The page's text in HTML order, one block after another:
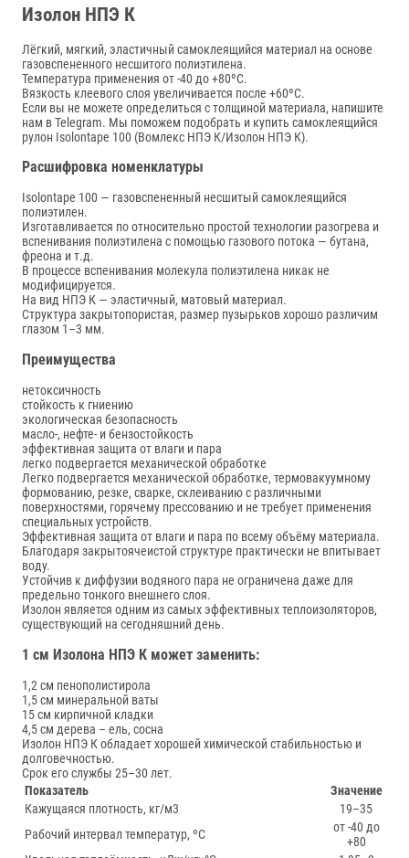
Изолон НПЭ К
Лёгкий, мягкий, эластичный самоклеящийся материал на основе
газовспененного несшитого полиэтилена.
Температура применения от -40 до +80ºС.
Вязкость клеевого слоя увеличивается после +60ºС.
Если вы не можете определиться с толщиной материала, напишите
нам в Telegram. Мы поможем подобрать и купить самоклеящийся
рулон Isolontape 100 (Вомлекс НПЭ К/Изолон НПЭ К).
Расшифровка номенклатуры
Isolontape 100 — газовспененный несшитый самоклеящийся
полиэтилен.
Изготавливается по относительно простой технологии разогрева и
вспенивания полиэтилена с помощью газового потока — бутана,
фреона и т.д.
В процессе вспенивания молекула полиэтилена никак не
модифицируется.
На вид НПЭ К — эластичный, матовый материал.
Структура закрытопористая, размер пузырьков хорошо различим
глазом 1–3 мм.
Преимущества
нетоксичность
стойкость к гниению
экологическая безопасность
масло-, нефте- и бензостойкость
эффективная защита от влаги и пара
легко подвергается механической обработке
Легко подвергается механической обработке, термовакуумному
формованию, резке, сварке, склеиванию с различными
поверхностями, горячему прессованию и не требует применения
специальных устройств.
Эффективная защита от влаги и пара по всему объёму материала.
Благодаря закрытоячеистой структуре практически не впитывает
воду.
Устойчив к диффузии водяного пара не ограничена даже для
предельно тонкого внешнего слоя.
Изолон является одним из самых эффективных теплоизоляторов,
существующий на сегодняшний день.
1 см Изолона НПЭ К может заменить:
1,2 см пенополистирола
1,5 см минеральной ваты
15 см кирпичной кладки
4,5 см дерева – ель, сосна
Изолон НПЭ К обладает хорошей химической стабильностью и
долговечностью.
Срок его службы 25–30 лет.
Показатель
Значение
Кажущаяся плотность, кг/м3
19–35
Рабочий интервал температур, ºС
от -40 до
+80